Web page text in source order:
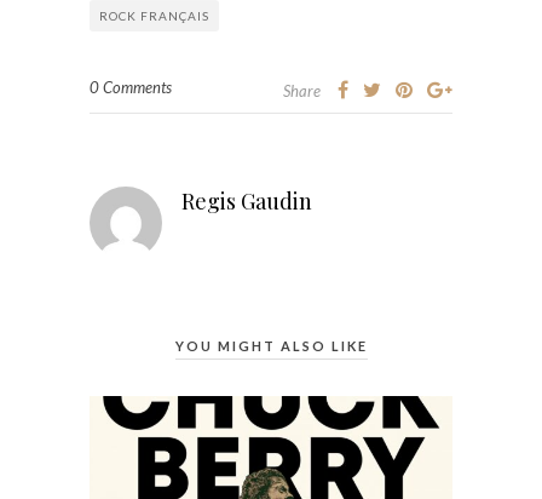
ROCK FRANÇAIS
0 Comments Share
Regis Gaudin
YOU MIGHT ALSO LIKE